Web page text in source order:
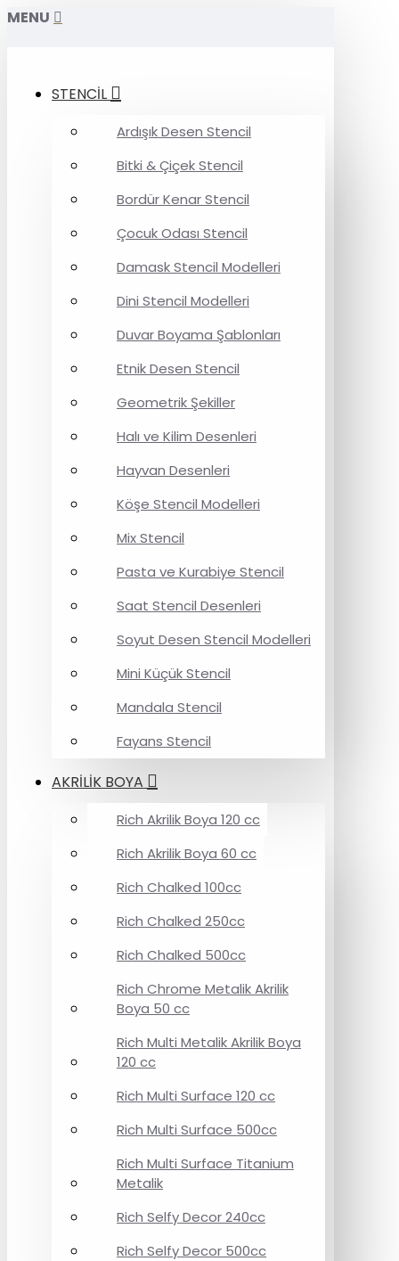
MENU
STENCİL
Ardışık Desen Stencil
Bitki & Çiçek Stencil
Bordür Kenar Stencil
Çocuk Odası Stencil
Damask Stencil Modelleri
Dini Stencil Modelleri
Duvar Boyama Şablonları
Etnik Desen Stencil
Geometrik Şekiller
Halı ve Kilim Desenleri
Hayvan Desenleri
Köşe Stencil Modelleri
Mix Stencil
Pasta ve Kurabiye Stencil
Saat Stencil Desenleri
Soyut Desen Stencil Modelleri
Mini Küçük Stencil
Mandala Stencil
Fayans Stencil
AKRİLİK BOYA
Rich Akrilik Boya 120 cc
Rich Akrilik Boya 60 cc
Rich Chalked 100cc
Rich Chalked 250cc
Rich Chalked 500cc
Rich Chrome Metalik Akrilik
Boya 50 cc
Rich Multi Metalik Akrilik Boya
120 cc
Rich Multi Surface 120 cc
Rich Multi Surface 500cc
Rich Multi Surface Titanium
Metalik
Rich Selfy Decor 240cc
Rich Selfy Decor 500cc